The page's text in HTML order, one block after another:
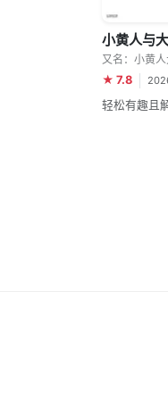
小黄人与
★ 7.8
轻松有趣且